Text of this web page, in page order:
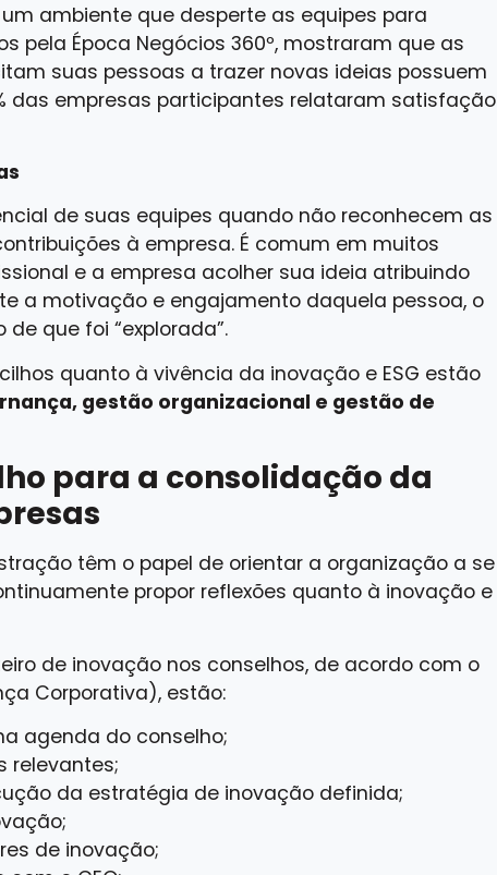
ambiente que desperte as equipes para
pela Época Negócios 360º, mostraram que as
suas pessoas a trazer novas ideias possuem
das empresas participantes relataram satisfação
de suas equipes quando não reconhecem as
à empresa. É comum em muitos
e a empresa acolher sua ideia atribuindo
a motivação e engajamento daquela pessoa, o
que foi “explorada”.
quanto à vivência da inovação e ESG estão
gestão organizacional e gestão de
para a consolidação da
têm o papel de orientar a organização a se
propor reflexões quanto à inovação e
de inovação nos conselhos, de acordo com o
Corporativa), estão:
agenda do conselho;
relevantes;
da estratégia de inovação definida;
de inovação;